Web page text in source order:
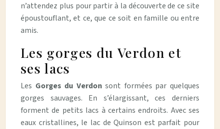
n’attendez plus pour partir à la découverte de ce site
époustouflant, et ce, que ce soit en famille ou entre
amis.
Les gorges du Verdon et
ses lacs
Les Gorges du Verdon sont formées par quelques
gorges sauvages. En s’élargissant, ces derniers
forment de petits lacs à certains endroits. Avec ses
eaux cristallines, le lac de Quinson est parfait pour